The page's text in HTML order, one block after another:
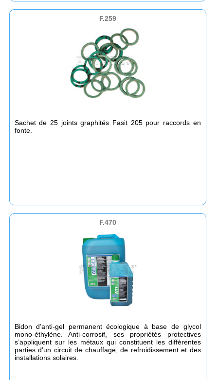
F.259
Sachet de 25 joints graphités Fasit 205 pour raccords en
fonte.
F.470
Bidon d’anti-gel permanent écologique à base de glycol
mono-éthylène. Anti-corrosif, ses propriétés protectives
s’appliquent sur les métaux qui constituent les différentes
parties d’un circuit de chauffage, de refroidissement et des
installations solaires.